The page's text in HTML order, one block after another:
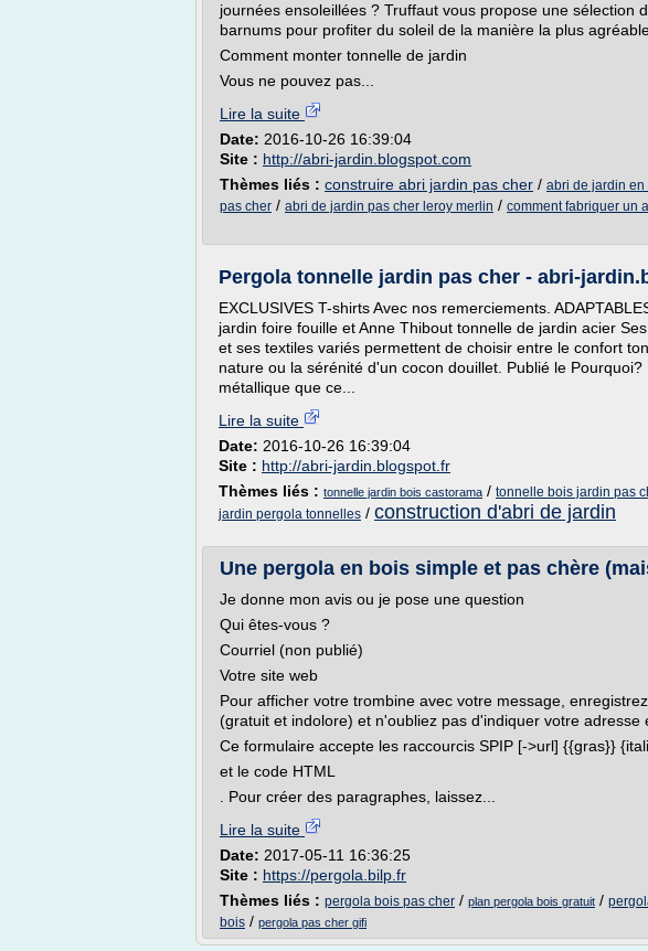
journées ensoleillées ? Truffaut vous propose une sélection
barnums pour profiter du soleil de la manière la plus
Comment monter tonnelle de jardin
Vous ne pouvez pas...
Lire la suite
Date: 2016-10-26 16:39:04
Site : http://abri-jardin.blogspot.com
Thèmes liés : construire abri jardin pas cher / abri de jardin en
pas cher / abri de jardin pas cher leroy merlin / comment fabriquer un
Pergola tonnelle jardin pas cher - abri-
EXCLUSIVES T-shirts Avec nos remerciements.
jardin foire fouille et Anne Thibout tonnelle de jardin acier
et ses textiles variés permettent de choisir entre le confort
nature ou la sérénité d'un cocon douillet. Publié le
métallique que ce...
Lire la suite
Date: 2016-10-26 16:39:04
Site : http://abri-jardin.blogspot.fr
Thèmes liés : tonnelle jardin bois castorama / tonnelle bois jardin pas
jardin pergola tonnelles / construction d'abri de jardin
Une pergola en bois simple et pas chère
Je donne mon avis ou je pose une question
Qui êtes-vous ?
Courriel (non publié)
Votre site web
Pour afficher votre trombine avec votre message,
(gratuit et indolore) et n'oubliez pas d'indiquer votre adresse
Ce formulaire accepte les raccourcis SPIP [->url] {{gras}}
et le code HTML
. Pour créer des paragraphes, laissez...
Lire la suite
Date: 2017-05-11 16:36:25
Site : https://pergola.bilp.fr
Thèmes liés : pergola bois pas cher / plan pergola bois gratuit /
bois / pergola pas cher gifi